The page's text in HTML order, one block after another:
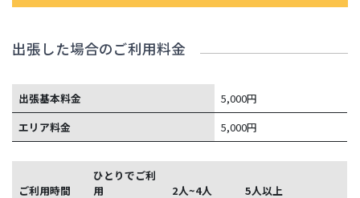
出張した場合のご利用料金
出張基本料金
5,000円
エリア料金
5,000円
ご利用時間
ひとりでご利
用
2人~4人
5人以上